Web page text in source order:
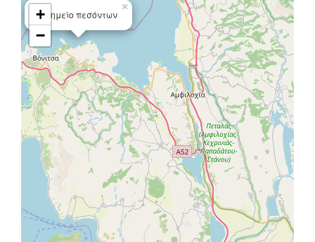
Μνημείο πεσόντων
×
+
−